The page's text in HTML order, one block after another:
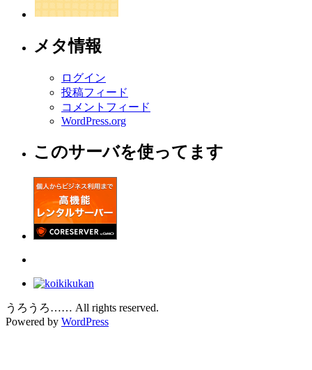
メタ情報
ログイン
投稿フィード
コメントフィード
WordPress.org
このサーバを使ってます
うろうろ…… All rights reserved.
Powered by WordPress